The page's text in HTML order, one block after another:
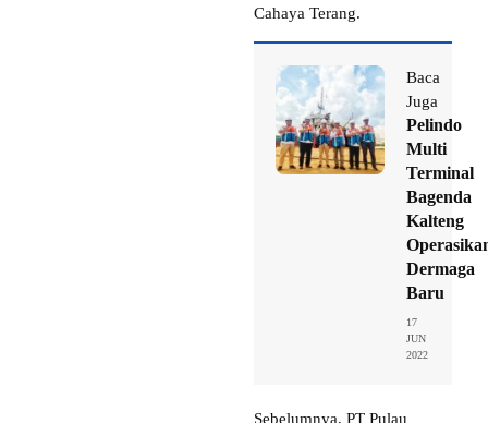
Cahaya Terang.
Baca
Juga
Pelindo
Multi
Terminal
Bagenda
Kalteng
Dermaga
Baru
17
JUN
2022
Sebelumnya, PT Pulau